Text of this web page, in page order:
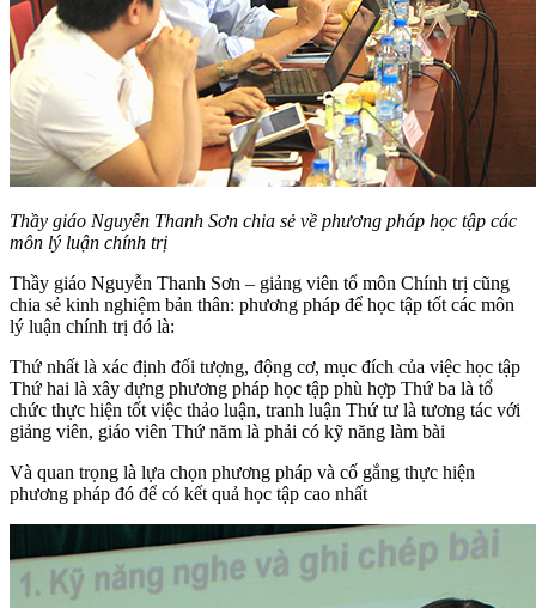
Thầy giáo Nguyễn Thanh Sơn chia sẻ về phương pháp học tập các
môn lý luận chính trị
Thầy giáo Nguyễn Thanh Sơn – giảng viên tổ môn Chính trị cũng
chia sẻ kinh nghiệm bản thân: phương pháp để học tập tốt các môn
lý luận chính trị đó là:
Thứ nhất là xác định đối tượng, động cơ, mục đích của việc học tập
Thứ hai là xây dựng phương pháp học tập phù hợp Thứ ba là tổ
chức thực hiện tốt việc thảo luận, tranh luận Thứ tư là tương tác với
giảng viên, giáo viên Thứ năm là phải có kỹ năng làm bài
Và quan trọng là lựa chọn phương pháp và cố gắng thực hiện
phương pháp đó để có kết quả học tập cao nhất